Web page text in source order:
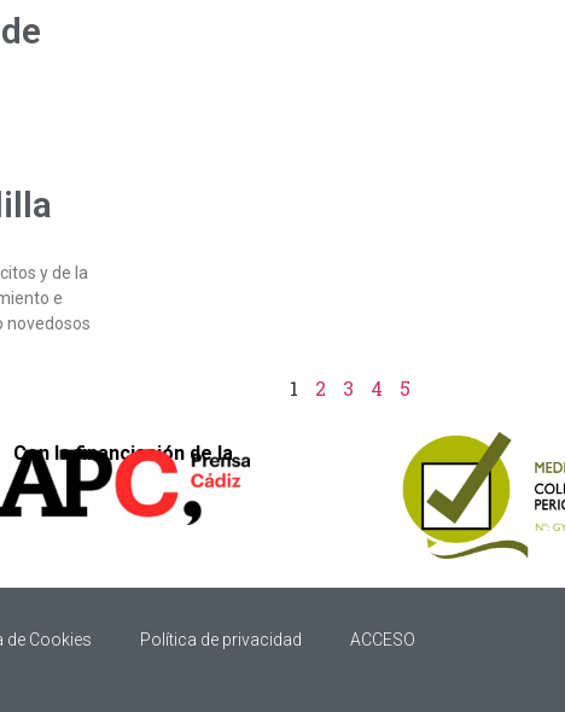
y de la
e
novedosos
1 2 3 4 5
Con la financiación de la
de Cookies Política de privacidad ACCESO